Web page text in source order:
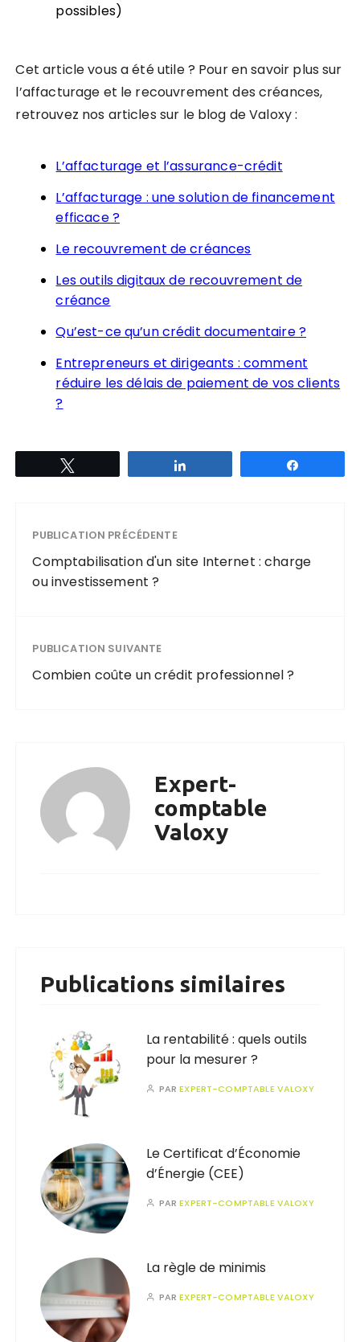
possibles)
Cet article vous a été utile ? Pour en savoir plus sur
l’affacturage et le recouvrement des créances,
retrouvez nos articles sur le blog de Valoxy :
L’affacturage et l’assurance-crédit
L’affacturage : une solution de financement
efficace ?
Le recouvrement de créances
Les outils digitaux de recouvrement de
créance
Qu’est-ce qu’un crédit documentaire ?
Entrepreneurs et dirigeants : comment
réduire les délais de paiement de vos clients
?
PUBLICATION PRÉCÉDENTE
Comptabilisation d'un site Internet : charge
ou investissement ?
PUBLICATION SUIVANTE
Combien coûte un crédit professionnel ?
Expert-
comptable
Valoxy
Publications similaires
La rentabilité : quels outils
pour la mesurer ?
PAREXPERT-COMPTABLE VALOXY
Le Certificat d’Économie
d’Énergie (CEE)
PAREXPERT-COMPTABLE VALOXY
La règle de minimis
PAREXPERT-COMPTABLE VALOXY